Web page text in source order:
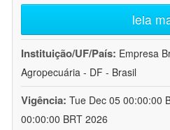
leia
Instituição/UF/País: Empresa
Agropecuária - DF - Brasil
Vigência: Tue Dec 05 00:00:00
00:00:00 BRT 2026